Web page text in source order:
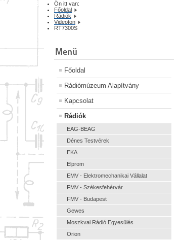
Ön itt van:
Főoldal
Rádiók
Videoton
RT7300S
Menü
Főoldal
Rádiómúzeum Alapítvány
Kapcsolat
Rádiók
EAG-BEAG
Dénes Testvérek
EKA
Elprom
EMV - Elektromechanikai Vállalat
FMV - Székesfehérvár
FMV - Budapest
Gewes
Moszkvai Rádió Egyesülés
Orion